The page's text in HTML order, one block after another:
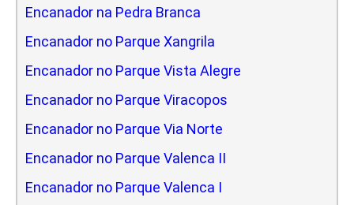
Encanador na Pedra Branca
Encanador no Parque Xangrila
Encanador no Parque Vista Alegre
Encanador no Parque Viracopos
Encanador no Parque Via Norte
Encanador no Parque Valenca II
Encanador no Parque Valenca I